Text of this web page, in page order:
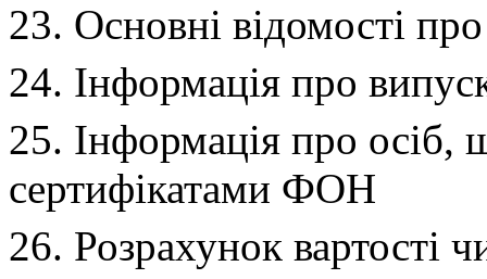
23. Основні відомості
24. Інформація про
25. Інформація про осіб,
сертифікатами ФОН
26. Розрахунок вартості